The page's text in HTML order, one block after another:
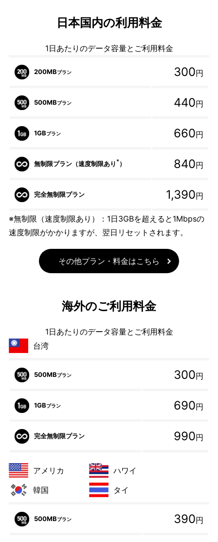
日本国内の利用料金
1日あたりのデータ容量とご利用料金
200MBプラン 300円
500MBプラン 440円
1GBプラン 660円
無制限プラン（速度制限あり * ） 840円
完全無制限プラン 1,390円
※無制限（速度制限あり）：1日3GBを超えると1Mbpsの
速度制限がかかりますが、翌日リセットされます。
その他プラン・料金はこちら
海外のご利用料金
1日あたりのデータ容量とご利用料金
台湾
500MBプラン 300円
1GBプラン 690円
完全無制限プラン 990円
アメリカ
ハワイ
韓国
タイ
500MBプラン 390円